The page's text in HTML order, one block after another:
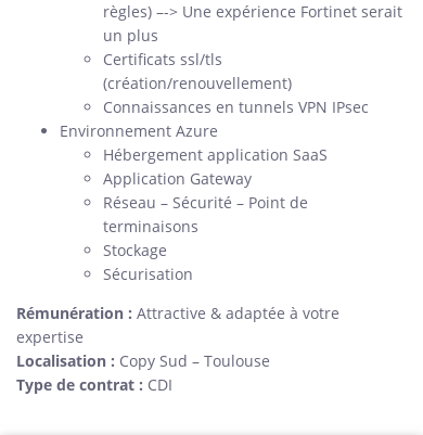
règles) –-> Une expérience Fortinet serait
un plus
Certificats ssl/tls
(création/renouvellement)
Connaissances en tunnels VPN IPsec
Environnement Azure
Hébergement application SaaS
Application Gateway
Réseau – Sécurité – Point de
terminaisons
Stockage
Sécurisation
Rémunération : Attractive & adaptée à votre
expertise
Localisation : Copy Sud – Toulouse
Type de contrat : CDI